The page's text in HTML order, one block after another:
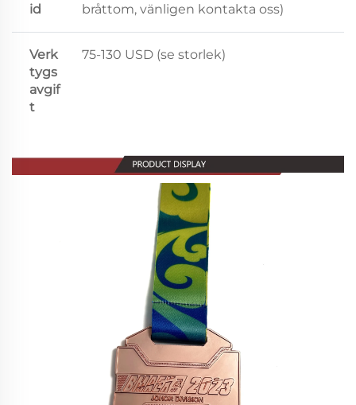
id bråttom, vänligen kontakta oss)
Verk
tygs
avgif
t
75-130 USD (se storlek)